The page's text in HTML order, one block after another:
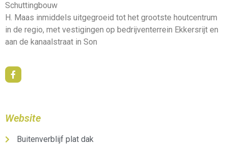
Schuttingbouw
H. Maas inmiddels uitgegroeid tot het grootste houtcentrum
in de regio, met vestigingen op bedrijventerrein Ekkersrijt en
aan de kanaalstraat in Son
Website
Buitenverblijf plat dak